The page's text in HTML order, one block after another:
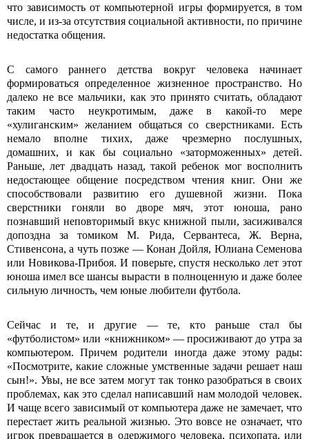
что зависимость от компьютерной игры формируется, в том
числе, и из-за отсутствия социальной активности, по причине
недостатка общения.
С самого раннего детства вокруг человека начинает
формироваться определенное жизненное пространство. Но
далеко не все мальчики, как это принято считать, обладают
таким часто неукротимым, даже в какой-то мере
«хулиганским» желанием общаться со сверстниками. Есть
немало вполне тихих, даже чрезмерно послушных,
домашних, и как бы социально «заторможенных» детей.
Раньше, лет двадцать назад, такой ребенок мог восполнить
недостающее общение посредством чтения книг. Они же
способствовали развитию его душевной жизни. Пока
сверстники гоняли во дворе мяч, этот юноша, рано
познавший неповторимый вкус книжной пыли, засиживался
допоздна за томиком М. Рида, Сервантеса, Ж. Верна,
Стивенсона, а чуть позже — Конан Дойля, Юлиана Семенова
или Новикова-Прибоя. И поверьте, спустя несколько лет этот
юноша имел все шансы вырасти в полноценную и даже более
сильную личность, чем юные любители футбола.
Сейчас и те, и другие — те, кто раньше стал бы
«футболистом» или «книжником» — просиживают до утра за
компьютером. Причем родители иногда даже этому рады:
«Посмотрите, какие сложные умственные задачи решает наш
сын!». Увы, не все затем могут так тонко разобраться в своих
проблемах, как это сделал написавший нам молодой человек.
И чаще всего зависимый от компьютера даже не замечает, что
перестает жить реальной жизнью. Это вовсе не означает, что
игрок превращается в одержимого человека, психопата, или